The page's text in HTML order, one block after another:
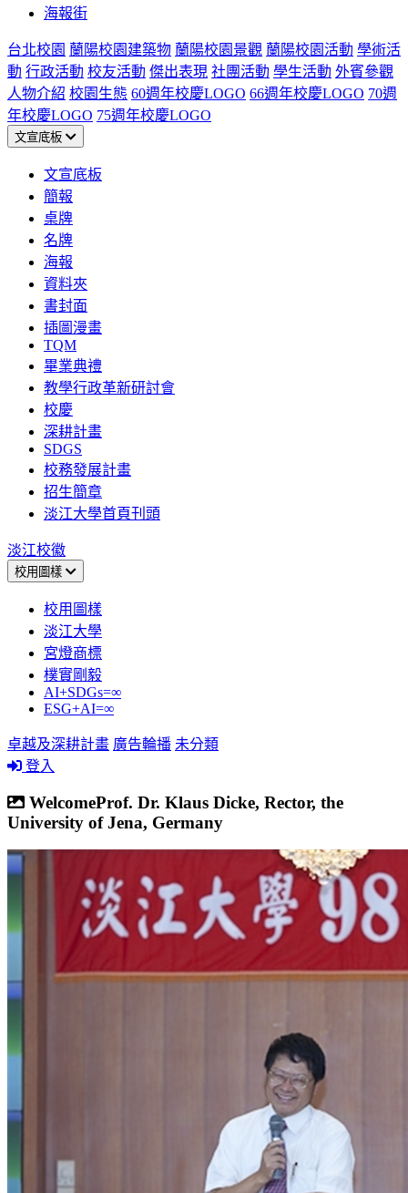
海報街
台北校園 蘭陽校園建築物 蘭陽校園景觀 蘭陽校園活動 學術活
動 行政活動 校友活動 傑出表現 社團活動 學生活動 外賓參觀
人物介紹 校園生態 60週年校慶LOGO 66週年校慶LOGO 70週
年校慶LOGO 75週年校慶LOGO
文宣底板
文宣底板
簡報
桌牌
名牌
海報
資料夾
書封面
插圖漫畫
TQM
畢業典禮
教學行政革新研討會
校慶
深耕計畫
SDGS
校務發展計畫
招生簡章
淡江大學首頁刊頭
淡江校徽
校用圖樣
校用圖樣
淡江大學
宮燈商標
樸實剛毅
AI+SDGs=∞
ESG+AI=∞
卓越及深耕計畫 廣告輪播 未分類
登入
WelcomeProf. Dr. Klaus Dicke, Rector, the
University of Jena, Germany